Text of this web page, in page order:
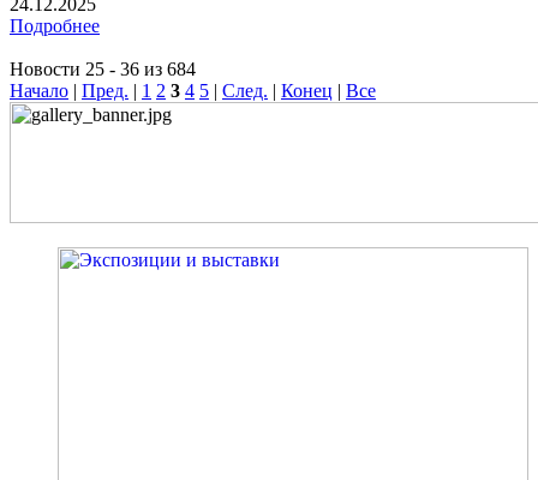
24.12.2025
Подробнее
Новости 25 - 36 из 684
Начало | Пред. | 1 2 3 4 5 | След. | Конец | Все